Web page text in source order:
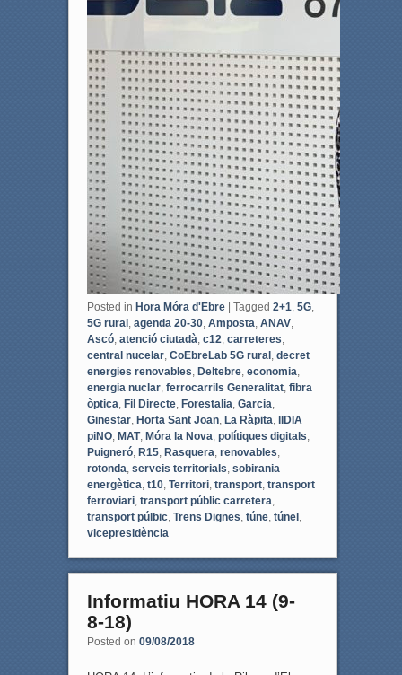
Posted in Hora Móra d'Ebre | Tagged 2+1 5G,
5G rural, agenda 20-30, Amposta ANAV,
Ascó, atenció ciutadà c12 carreteres
central nucelar, CoEbreLab 5G rural, decret
energies renovables Deltebre, economia
energia nuclar, ferrocarrils Generalitat, fibra
òptica Fil Directe, Forestalia Garcia
Ginestar, Horta Sant Joan, La Ràpita lIDIA
piNO, MAT, Móra la Nova polítiques digitals
Puigneró, R15, Rasquera renovables
rotonda serveis territorials sobirania
energètica t10, Territori, transport, transport
ferroviari, transport públic carretera
transport púlbic, Trens Dignes túne, túnel,
vicepresidència
Informatiu HORA 14 (9-
8-18)
Posted on 09/08/2018